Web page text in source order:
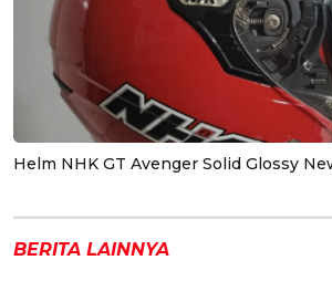
Helm NHK GT Avenger Solid Glossy
BERITA LAINNYA